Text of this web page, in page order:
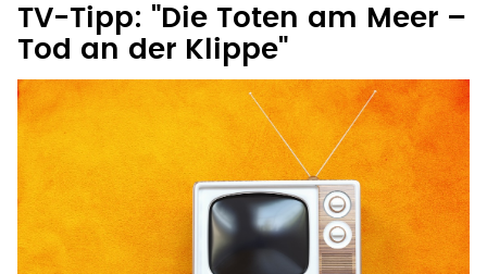
TV-Tipp: "Die Toten am Meer –
Tod an der Klippe"